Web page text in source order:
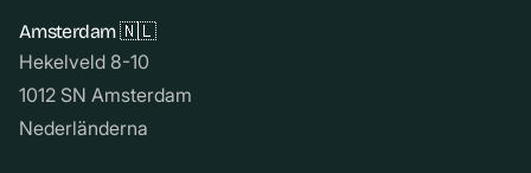
Amsterdam 🇳🇱
Hekelveld 8-10
1012 SN Amsterdam
Nederländerna